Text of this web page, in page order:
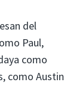
del
Paul,
como
como Austin